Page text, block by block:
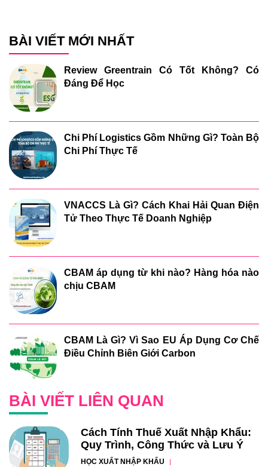
BÀI VIẾT MỚI NHẤT
Review Greentrain Có Tốt Không? Có
Đáng Để Học
Chi Phí Logistics Gồm Những Gì? Toàn Bộ
Chi Phí Thực Tế
VNACCS Là Gì? Cách Khai Hải Quan Điện
Tử Theo Thực Tế Doanh Nghiệp
CBAM áp dụng từ khi nào? Hàng hóa nào
chịu CBAM
CBAM Là Gì? Vì Sao EU Áp Dụng Cơ Chế
Điều Chỉnh Biên Giới Carbon
BÀI VIẾT LIÊN QUAN
Cách Tính Thuế Xuất Nhập Khẩu:
Quy Trình, Công Thức và Lưu Ý
HỌC XUẤT NHẬP KHẨU